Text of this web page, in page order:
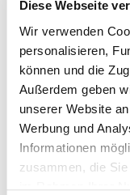
Diese Webseite
Wir verwenden
personalisieren,
können und die
Außerdem geben
unserer Website
Werbung und
Informationen
zusammen, die
Where exactly?
Category:
Gottesdienste
Source
Ev.-Luth.
Kalandstraße 1
25587 Münsterdorf
Phone:+49 4821